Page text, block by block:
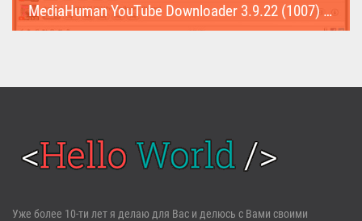
MediaHuman YouTube Downloader 3.9.22 (1007) (Repack & Portable)
Войти
Уже более 10-ти лет я делаю для Вас и делюсь с Вами своими